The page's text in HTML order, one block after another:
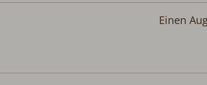
Abreise: